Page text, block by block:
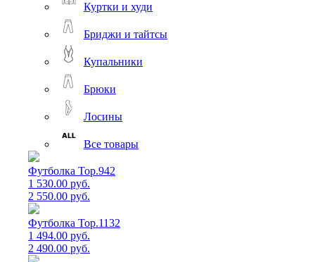
Куртки и худи
Бриджи и тайтсы
Купальники
Брюки
Лосины
Все товары
Футболка Top.942
1 530.00 руб.
2 550.00 руб.
Футболка Top.1132
1 494.00 руб.
2 490.00 руб.